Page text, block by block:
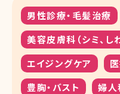
男性診療・毛髪治療
美容皮膚科（シミ、し
エイジングケア
豊胸・バスト
婦人